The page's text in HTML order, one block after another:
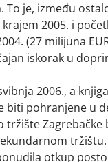
je, između
2005. i
(27 milijuna
iskorak u
2006., a
biti pohranjene u
Zagrebačke
otkup